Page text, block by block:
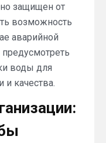
защищен от
возможность
аварийной
воды для
и качества.